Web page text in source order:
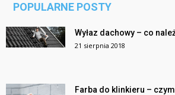
POPULARNE POSTY
Wyłaz dachowy – co
21 sierpnia 2018
Farba do klinkieru –